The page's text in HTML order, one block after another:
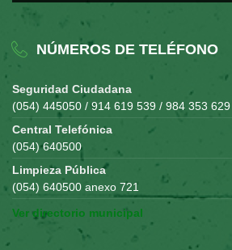
NÚMEROS DE TELÉFONO
Seguridad Ciudadana
(054) 445050 / 914 619 539 / 984 353 629
Central Telefónica
(054) 640500
Limpieza Pública
(054) 640500 anexo 721
Ver directorio municipal